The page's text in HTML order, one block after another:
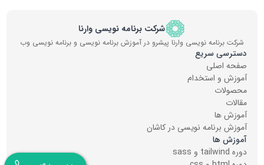
شرکت برنامه نویسی وارنا
شرکت برنامه نویسی وارنا پیشرو در آموزش برنامه نویسی و برنامه نویسی وب
دسترسی سریع
صفحه اصلی
آموزش و استخدام
محصولات
مقالات
آموزش ها
آموزش برنامه نویسی در کاشان
آموزش ها
دوره tailwind و sass